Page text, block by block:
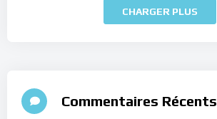
CHARGER PLUS
Commentaires Récents